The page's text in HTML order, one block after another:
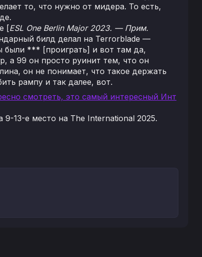
то, что нужно от мидера. То есть,
[ESL One Berlin Major 2023. — Прим.
билд делал на Terrorblade —
были *** [проиграть] и вот там да,
а 99 он просто руинит тем, что он
он не понимает, что такое держать
рампу и так далее, вот.
смотреть, это самый интересный Инт
9-13-е место на The International 2025.